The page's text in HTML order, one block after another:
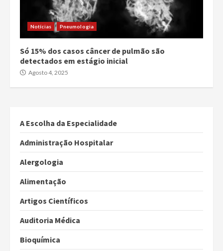
Notícias Pneumologia
Só 15% dos casos câncer de pulmão são
detectados em estágio inicial
Agosto 4, 2025
A Escolha da Especialidade
Administração Hospitalar
Alergologia
Alimentação
Artigos Científicos
Auditoria Médica
Bioquímica